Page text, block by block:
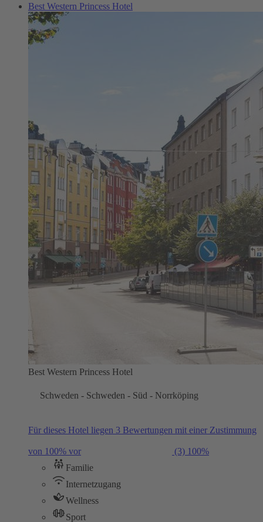
Best Western Princess Hotel
Best Western Princess Hotel
Schweden - Schweden - Süd - Norrköping
Für dieses Hotel liegen 3 Bewertungen mit einer Zustimmung
von 100% vor (3) 100%
Familie
Internetzugang
Wellness
Sport